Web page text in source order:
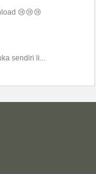
😢😢😢
sendiri li...